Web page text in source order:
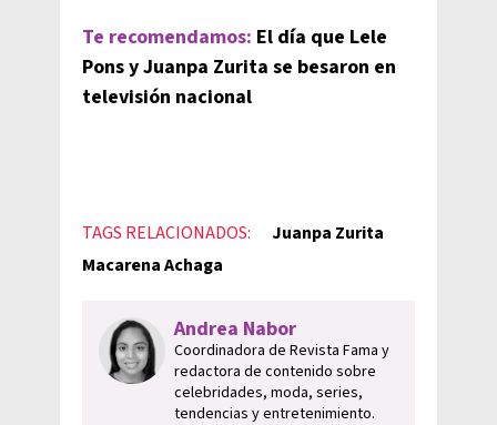
Te recomendamos: El día que Lele
Pons y Juanpa Zurita se besaron en
televisión nacional
TAGS RELACIONADOS:
Juanpa Zurita
Macarena Achaga
Andrea Nabor
Coordinadora de Revista Fama y
redactora de contenido sobre
celebridades, moda, series,
tendencias y entretenimiento.